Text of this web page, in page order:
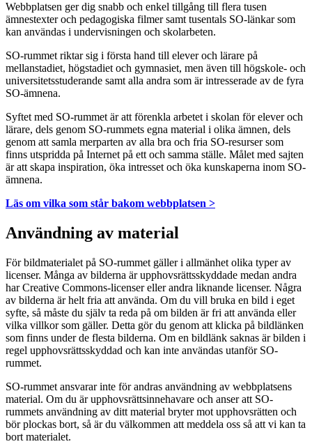
Webbplatsen ger dig snabb och enkel tillgång till flera tusen
ämnestexter och pedagogiska filmer samt tusentals SO-länkar som
kan användas i undervisningen och skolarbeten.
SO-rummet riktar sig i första hand till elever och lärare på
mellanstadiet, högstadiet och gymnasiet, men även till högskole- och
universitetsstuderande samt alla andra som är intresserade av de fyra
SO-ämnena.
Syftet med SO-rummet är att förenkla arbetet i skolan för elever och
lärare, dels genom SO-rummets egna material i olika ämnen, dels
genom att samla merparten av alla bra och fria SO-resurser som
finns utspridda på Internet på ett och samma ställe. Målet med sajten
är att skapa inspiration, öka intresset och öka kunskaperna inom SO-
ämnena.
Läs om vilka som står bakom webbplatsen >
Användning av material
För bildmaterialet på SO-rummet gäller i allmänhet olika typer av
licenser. Många av bilderna är upphovsrättsskyddade medan andra
har Creative Commons-licenser eller andra liknande licenser. Några
av bilderna är helt fria att använda. Om du vill bruka en bild i eget
syfte, så måste du själv ta reda på om bilden är fri att använda eller
vilka villkor som gäller. Detta gör du genom att klicka på bildlänken
som finns under de flesta bilderna. Om en bildlänk saknas är bilden i
regel upphovsrättsskyddad och kan inte användas utanför SO-
rummet.
SO-rummet ansvarar inte för andras användning av webbplatsens
material. Om du är upphovsrättsinnehavare och anser att SO-
rummets användning av ditt material bryter mot upphovsrätten och
bör plockas bort, så är du välkommen att meddela oss så att vi kan ta
bort materialet.